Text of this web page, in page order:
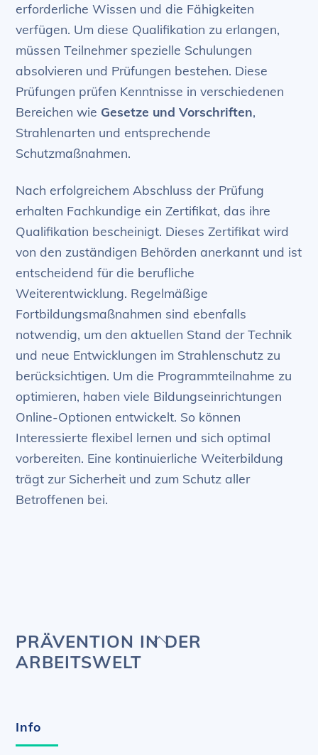
erforderliche Wissen und die Fähigkeiten
verfügen. Um diese Qualifikation zu erlangen,
müssen Teilnehmer spezielle Schulungen
absolvieren und Prüfungen bestehen. Diese
Prüfungen prüfen Kenntnisse in verschiedenen
Bereichen wie Gesetze und Vorschriften,
Strahlenarten und entsprechende
Schutzmaßnahmen.
Nach erfolgreichem Abschluss der Prüfung
erhalten Fachkundige ein Zertifikat, das ihre
Qualifikation bescheinigt. Dieses Zertifikat wird
von den zuständigen Behörden anerkannt und ist
entscheidend für die berufliche
Weiterentwicklung. Regelmäßige
Fortbildungsmaßnahmen sind ebenfalls
notwendig, um den aktuellen Stand der Technik
und neue Entwicklungen im Strahlenschutz zu
berücksichtigen. Um die Programmteilnahme zu
optimieren, haben viele Bildungseinrichtungen
Online-Optionen entwickelt. So können
Interessierte flexibel lernen und sich optimal
vorbereiten. Eine kontinuierliche Weiterbildung
trägt zur Sicherheit und zum Schutz aller
Betroffenen bei.
Back
PRÄVENTION IN DER
ARBEITSWELT
Info